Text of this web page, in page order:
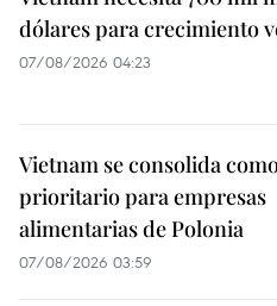
dólares para crecimiento
07/08/2026 04:23
Vietnam se consolida
prioritario para empresas
alimentarias de Polonia
07/08/2026 03:59